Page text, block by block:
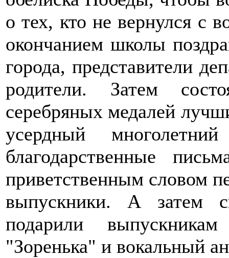
о тех, кто не вернулся с
окончанием школы
города, представители
родители. Затем
серебряных медалей
усердный
благодарственные
приветственным словом
выпускники. А затем
подарили
"Зоренька" и вокальный